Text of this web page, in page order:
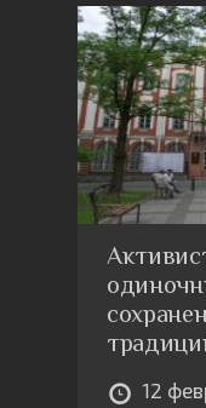
12